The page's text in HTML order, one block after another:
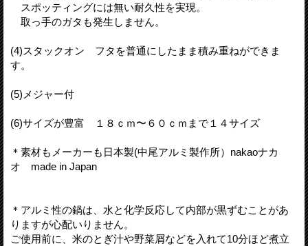
スポッティングには無い耐久性を実現。
取っ手のガタも発生しません。
(4)スタックオン フタを普通にしたまま積み重ねができま
す。
(5)メジャー付
(6)サイズが豊富 １８ｃｍ〜６０ｃｍまで１４サイズ
＊素材もメーカーも日本製(中尾アルミ製作所）nakaoナカ
オ made in Japan
＊アルミ性の鍋は、水と化学反応して内部が黒ずむことがあ
りますが心配いりません。
ご使用前に、米のとぎ汁や野菜屑などを入れて10分ほど煮立